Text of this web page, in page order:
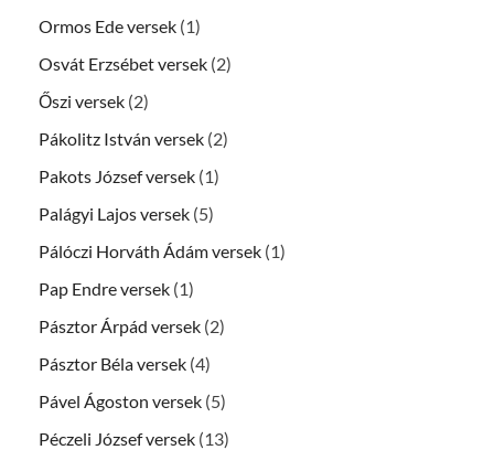
Ormos Ede versek (1)
Osvát Erzsébet versek (2)
Őszi versek (2)
Pákolitz István versek (2)
Pakots József versek (1)
Palágyi Lajos versek (5)
Pálóczi Horváth Ádám versek (1)
Pap Endre versek (1)
Pásztor Árpád versek (2)
Pásztor Béla versek (4)
Pável Ágoston versek (5)
Péczeli József versek (13)